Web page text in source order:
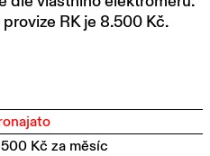
RK je 8.500 Kč.
Kč za měsíc